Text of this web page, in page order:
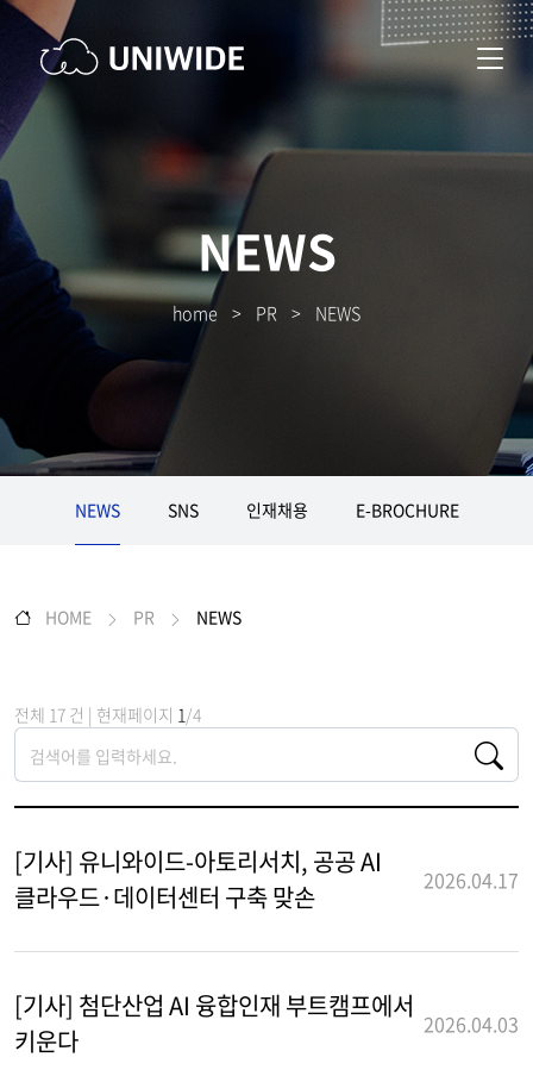
NEWS
home > PR > NEWS
NEWS SNS 인재채용 E-BROCHURE
HOME PR NEWS
전체 17 건 | 현재페이지 1/4
[기사] 유니와이드-아토리서치, 공공 AI
클라우드·데이터센터 구축 맞손
2026.04.17
[기사] 첨단산업 AI 융합인재 부트캠프에서
키운다
2026.04.03